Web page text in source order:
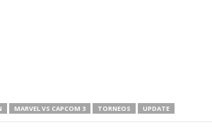
MARVEL VS CAPCOM 3 TORNEOS UPDATE